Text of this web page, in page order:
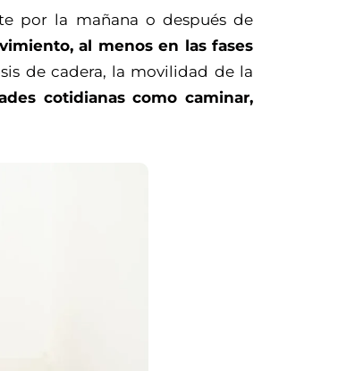
por la mañana o después de
al menos en las fases
de cadera, la movilidad de la
cotidianas como caminar,